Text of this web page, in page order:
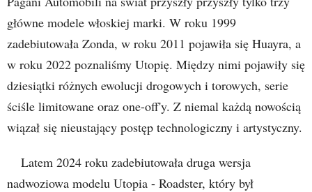
główne modele włoskiej marki. W roku 1999
zadebiutowała Zonda, w roku 2011 pojawiła się Huayra, a
w roku 2022 poznaliśmy Utopię. Między nimi pojawiły się
dziesiątki różnych ewolucji drogowych i torowych, serie
ściśle limitowane oraz one-off'y. Z niemal każdą nowością
wiązał się nieustający postęp technologiczny i artystyczny.
Latem 2024 roku zadebiutowała druga wersja
nadwoziowa modelu Utopia - Roadster, który był